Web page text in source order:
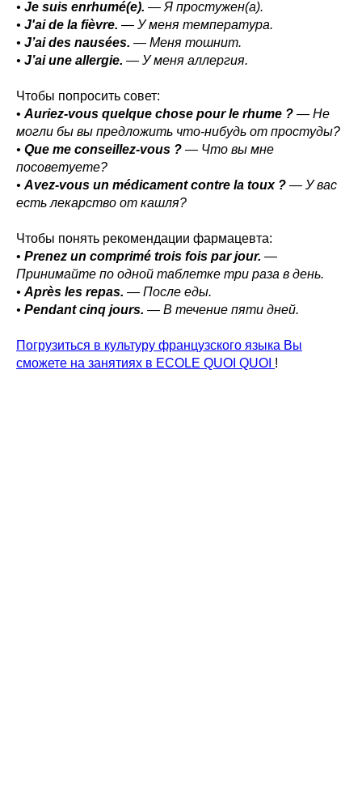
• Je suis enrhumé(e). — Я простужен(а).
• J'ai de la fièvre. — У меня температура.
• J’ai des nausées. — Меня тошнит.
• J’ai une allergie. — У меня аллергия.
Чтобы попросить совет:
• Auriez-vous quelque chose pour le rhume ? — Не
могли бы вы предложить что-нибудь от простуды?
• Que me conseillez-vous ? — Что вы мне
посоветуете?
• Avez-vous un médicament contre la toux ? — У вас
есть лекарство от кашля?
Чтобы понять рекомендации фармацевта:
• Prenez un comprimé trois fois par jour. —
Принимайте по одной таблетке три раза в день.
• Après les repas. — После еды.
• Pendant cinq jours. — В течение пяти дней.
Погрузиться в культуру французского языка Вы
сможете на занятиях в ECOLE QUOI QUOI !